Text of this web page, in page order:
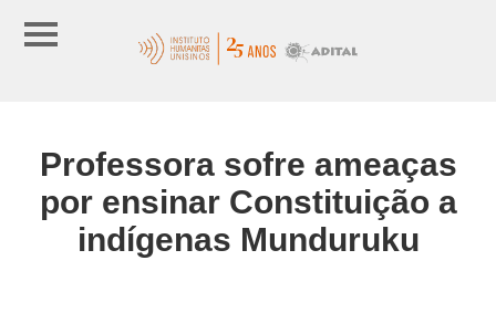
Professora sofre ameaças
por ensinar Constituição a
indígenas Munduruku